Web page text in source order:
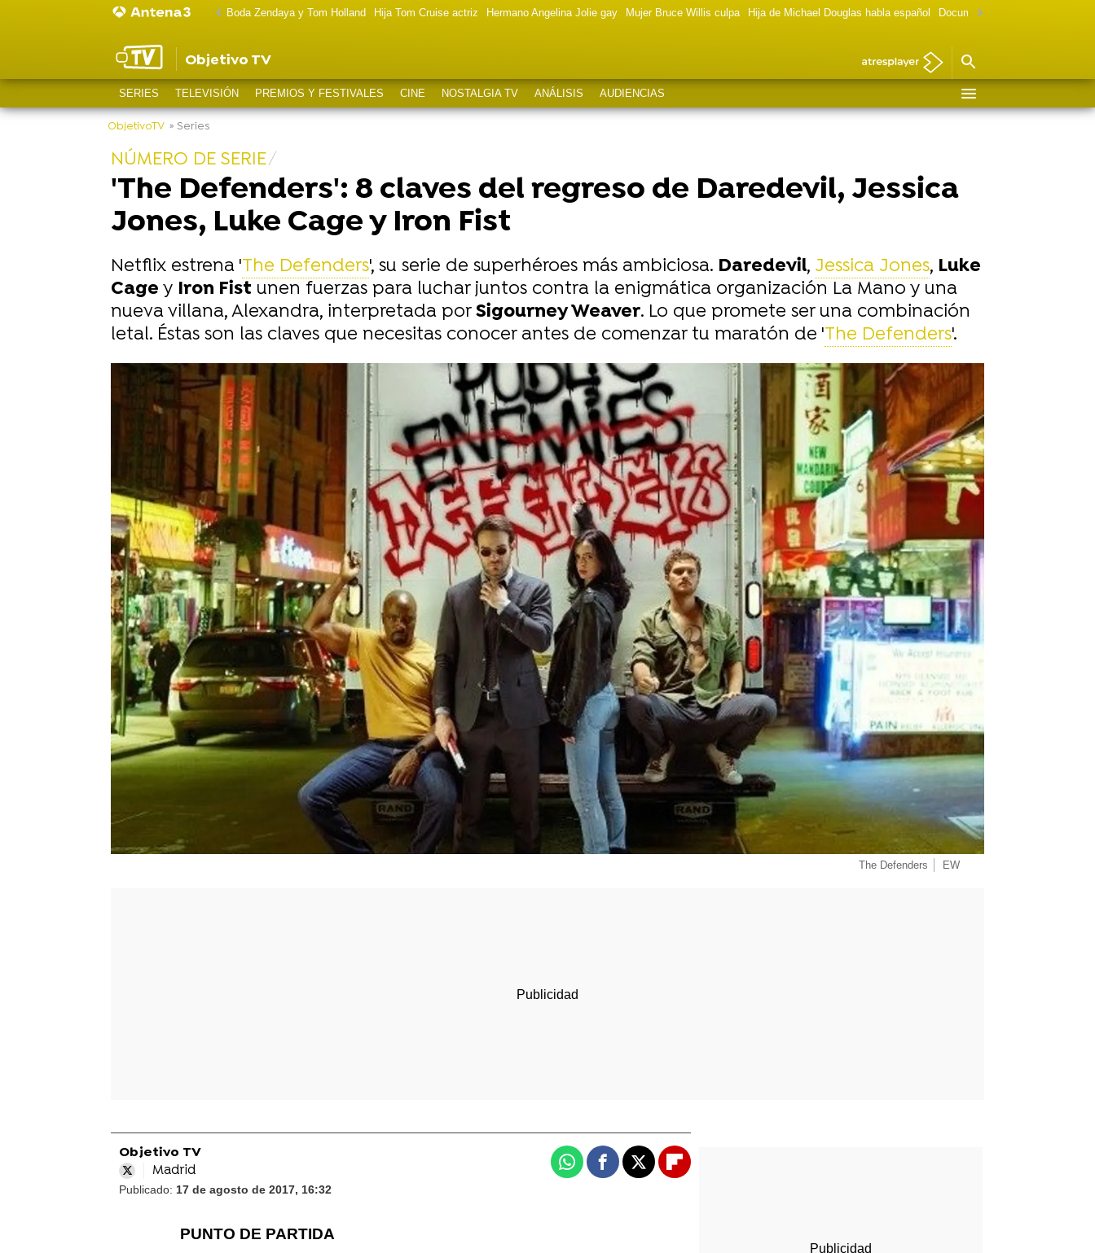
Boda Zendaya y Tom Holland Hija Tom Cruise actriz Hermano Angelina Jolie gay Mujer Bruce Willis culpa Hija de Michael Douglas habla español Documental Las chicas Gilmore
Objetivo TV
SERIES TELEVISIÓN PREMIOS Y FESTIVALES CINE NOSTALGIA TV ANÁLISIS AUDIENCIAS
ObjetivoTV » Series
NÚMERO DE SERIE
'The Defenders': 8 claves del regreso de Daredevil, Jessica
Jones, Luke Cage y Iron Fist
Netflix estrena 'The Defenders', su serie de superhéroes más ambiciosa. Daredevil, Jessica Jones, Luke
Cage y Iron Fist unen fuerzas para luchar juntos contra la enigmática organización La Mano y una
nueva villana, Alexandra, interpretada porSigourney Weaver. Lo que promete ser una combinación
letal. Éstas son las claves que necesitas conocer antes de comenzar tu maratón de 'The Defenders'.
-
The Defenders EW
Objetivo TV
Madrid
Publicado: 17 de agosto de 2017, 16:32
WhatsappFacebook
X Flipboard
PUNTO DE PARTIDA